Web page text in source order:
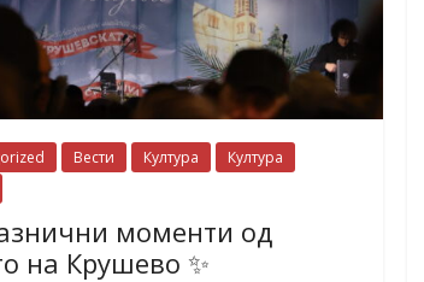
Вести Култура
Култура
моменти од
на Крушево ✨